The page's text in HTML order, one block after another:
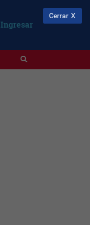
Ingresar
Cerrar